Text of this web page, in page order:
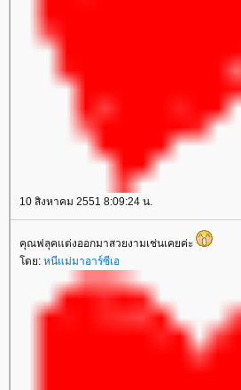
10 สิงหาคม 2551 8:09:24 น.
คุณฟลุคแต่งออกมาสวยงามเช่นเคยค่ะ
ดย: หนีแม่มาอาร์ซีเอ